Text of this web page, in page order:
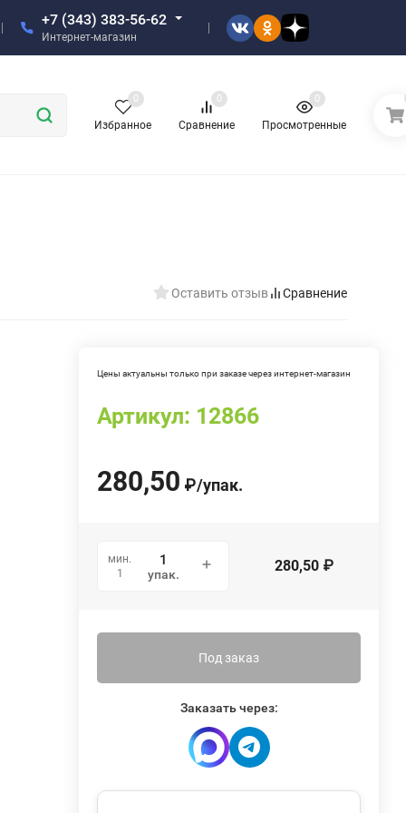
+7 (343) 383-56-62
Интернет-магазин
Избранное
0
Сравнение
0
Просмотренные
0
Оставить отзыв Сравнение
Цены актуальны только при заказе через интернет-магазин
Артикул: 12866
280,50 ₽/упак.
мин.
1
упак. 280,50 ₽
Под заказ
Заказать через: